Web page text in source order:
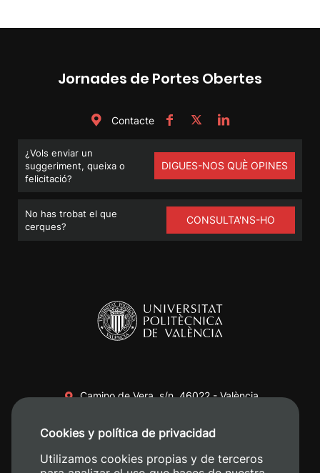
Jornades de Portes Obertes
Contacte
¿Vols enviar un
suggeriment, queixa o
felicitació?
DIGUES-NOS QUÈ OPINES
No has trobat el que
cerques?
CONSULTA'NS-HO
Camino de Vera, s/n. 46022 - València
+34 620 04 00 50
Cookies y política de privacidad
Utilizamos cookies propias y de terceros